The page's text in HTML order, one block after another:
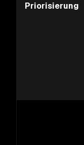
Priorisierung